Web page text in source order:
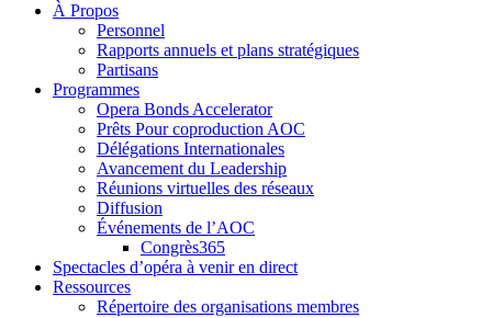
À Propos
Personnel
Rapports annuels et plans stratégiques
Partisans
Programmes
Opera Bonds Accelerator
Prêts Pour coproduction AOC
Délégations Internationales
Avancement du Leadership
Réunions virtuelles des réseaux
Diffusion
Événements de l’AOC
Congrès365
Spectacles d’opéra à venir en direct
Ressources
Répertoire des organisations membres